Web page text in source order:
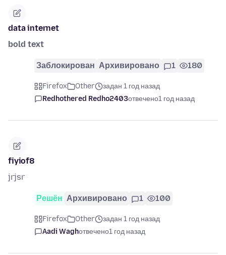
data internet
bold text
Заблокирован Архивировано 1 180
Firefox Other
задан 1 год назад
Redhothered Redho2403отвечено1 год назад
fiyiof8
jrjsr
Решён Архивировано 1 100
Firefox Other
задан 1 год назад
Aadi Waghотвечено1 год назад